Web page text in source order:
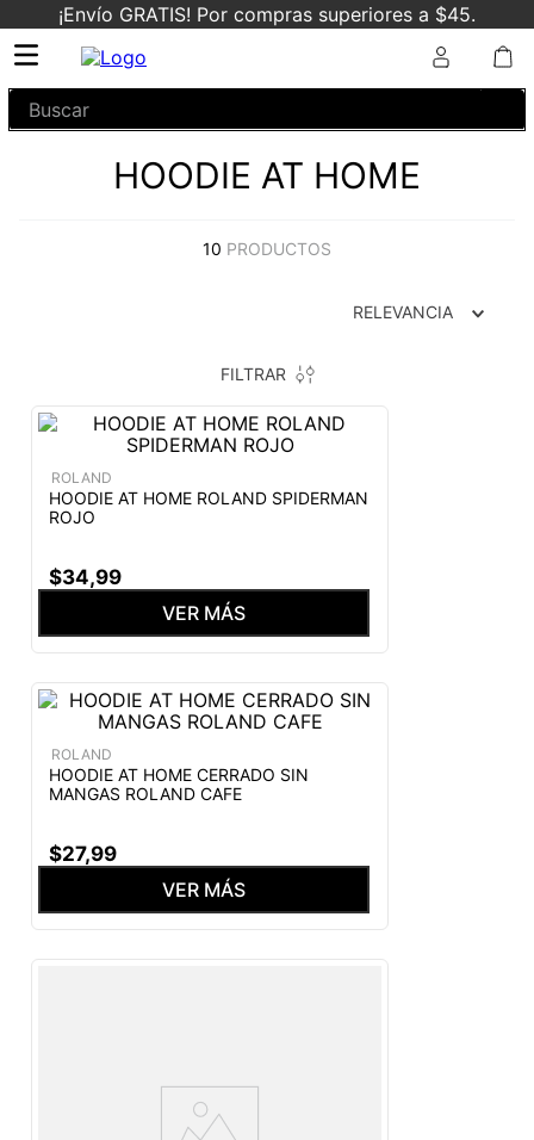
¡Envío GRATIS! Por compras superiores a $45.
Buscar
HOODIE AT HOME
10 PRODUCTOS
RELEVANCIA
FILTRAR
ROLAND
HOODIE AT HOME ROLAND SPIDERMAN
ROJO
$34,99
VER MÁS
ROLAND
HOODIE AT HOME CERRADO SIN
MANGAS ROLAND CAFE
$27,99
VER MÁS